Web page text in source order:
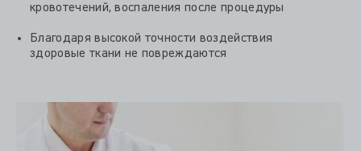
кровотечений, воспаления после процедуры
Благодаря высокой точности воздействия
здоровые ткани не повреждаются